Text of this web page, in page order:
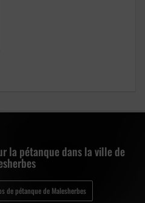
la pétanque dans la ville de
de pétanque de Malesherbes